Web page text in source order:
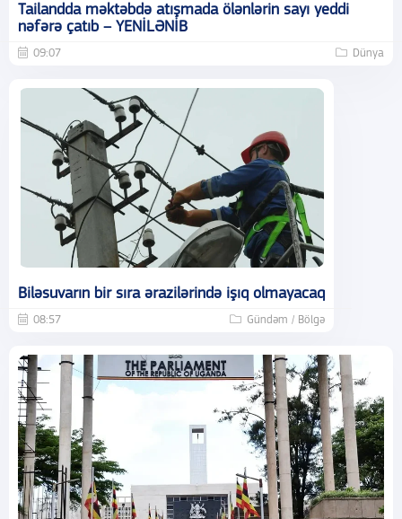
Tailandda məktəbdə atışmada ölənlərin sayı yeddi
nəfərə çatıb – YENİLƏNİB
09:07 Dünya
Biləsuvarın bir sıra ərazilərində işıq olmayacaq
08:57 Gündəm / Bölgə